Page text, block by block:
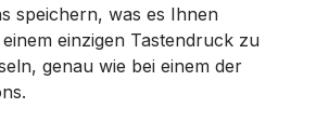
speichern, was es Ihnen
einzigen Tastendruck zu
genau wie bei einem der